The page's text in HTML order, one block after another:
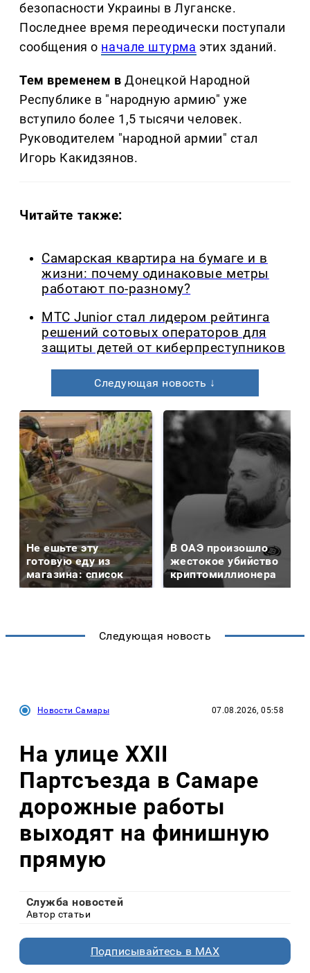
безопасности Украины в Луганске.
Последнее время переодически поступали
сообщения о начале штурма этих зданий.
Тем временем в Донецкой Народной
Республике в "народную армию" уже
вступило более 1,5 тысячи человек.
Руководителем "народной армии" стал
Игорь Какидзянов.
Читайте также:
Самарская квартира на бумаге и в
жизни: почему одинаковые метры
работают по-разному?
МТС Junior стал лидером рейтинга
решений сотовых операторов для
защиты детей от киберпреступников
Следующая новость ↓
Не ешьте эту
готовую еду из
магазина: список
В ОАЭ произошло
жестокое убийство
криптомиллионера
Следующая новость
Новости Самары 07.08.2026, 05:58
На улице XXII
Партсъезда в Самаре
дорожные работы
выходят на финишную
прямую
Служба новостей
Автор статьи
Подписывайтесь в MAX